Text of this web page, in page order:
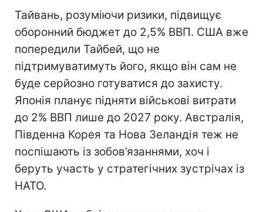
Тайвань, розуміючи ризики, підвищує
оборонний бюджет до 2,5% ВВП. США вже
попередили Тайбей, що не
підтримуватимуть його, якщо він сам не
буде серйозно готуватися до захисту.
Японія планує підняти військові витрати
до 2% ВВП лише до 2027 року. Австралія,
Південна Корея та Нова Зеландія теж не
поспішають із зобов’язаннями, хоч і
беруть участь у стратегічних зустрічах із
НАТО.